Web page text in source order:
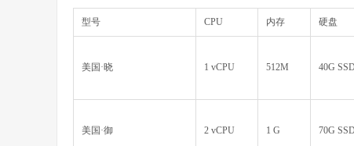
型号 CPU 内存 硬盘
美国·晓 1 vCPU 512M 40G
美国·御 2 vCPU 1 G 70G